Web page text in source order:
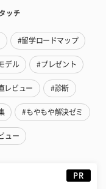
ッチ
#留学ロードマップ
デル #プレゼント
レビュー #診断
#もやもや解決ゼミ
ュー
PR